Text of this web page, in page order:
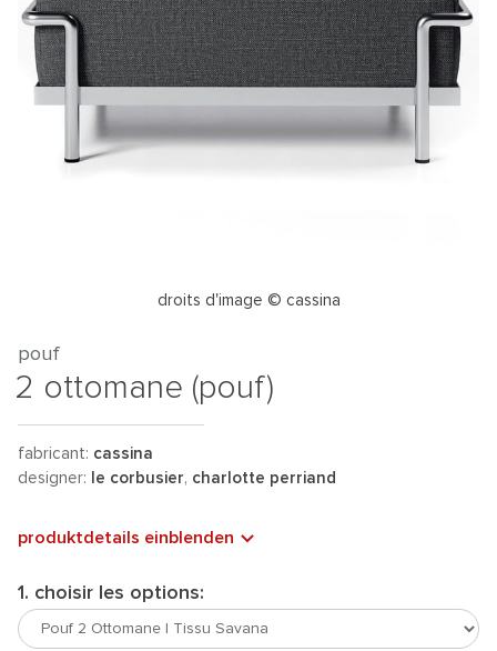
droits d'image © cassina
pouf
2 ottomane (pouf)
fabricant: cassina
designer:
le corbusier, charlotte perriand
produktdetails einblenden
1. choisir les options: